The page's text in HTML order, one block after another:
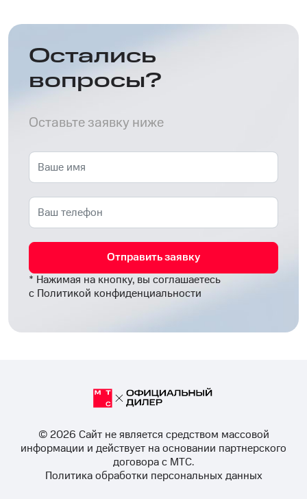
Остались
вопросы?
Оставьте заявку ниже
Отправить заявку
* Нажимая на кнопку, вы соглашаетесь
с Политикой конфиденциальности
© 2026 Cайт не является средством массовой
информации и действует на основании партнерского
договора с МТС.
Политика обработки персональных данных